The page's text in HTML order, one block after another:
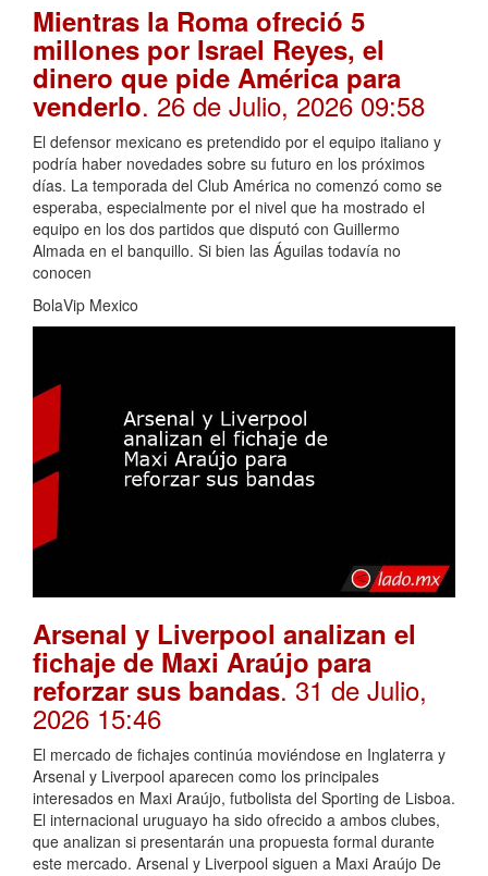
Mientras la Roma ofreció 5
millones por Israel Reyes, el
dinero que pide América para
venderlo. 26 de Julio, 2026 09:58
El defensor mexicano es pretendido por el equipo italiano y
podría haber novedades sobre su futuro en los próximos
días. La temporada del Club América no comenzó como se
esperaba, especialmente por el nivel que ha mostrado el
equipo en los dos partidos que disputó con Guillermo
Almada en el banquillo. Si bien las Águilas todavía no
conocen
BolaVip Mexico
Arsenal y Liverpool analizan el
fichaje de Maxi Araújo para
reforzar sus bandas. 31 de Julio,
2026 15:46
El mercado de fichajes continúa moviéndose en Inglaterra y
Arsenal y Liverpool aparecen como los principales
interesados en Maxi Araújo, futbolista del Sporting de Lisboa.
El internacional uruguayo ha sido ofrecido a ambos clubes,
que analizan si presentarán una propuesta formal durante
este mercado. Arsenal y Liverpool siguen a Maxi Araújo De